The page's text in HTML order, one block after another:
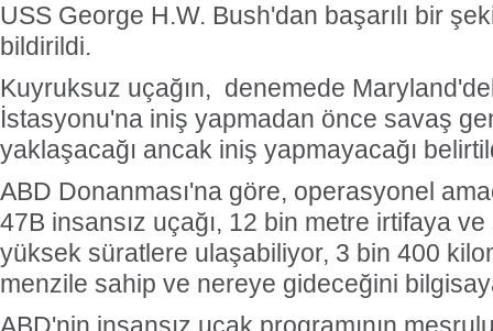
USS George H.W. Bush'dan başarılı bir
bildirildi.
Kuyruksuz uçağın, denemede
İstasyonu'na iniş yapmadan önce savaş
yaklaşacağı ancak iniş yapmayacağı
ABD Donanması'na göre, operasyonel
47B insansız uçağı, 12 bin metre irtifaya ve
yüksek süratlere ulaşabiliyor, 3 bin 400
menzile sahip ve nereye gideceğini